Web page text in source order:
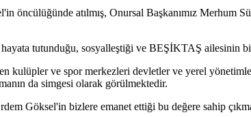
öncülüğünde atılmış, Onursal Başkanımız Merhum
tutunduğu, sosyalleştiği ve BEŞİKTAŞ ailesinin bir
kulüpler ve spor merkezleri devletler ve yerel
da simgesi olarak görülmektedir.
Göksel'in bizlere emanet ettiği bu değere sahip